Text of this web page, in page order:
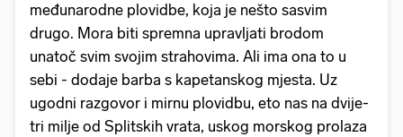
međunarodne plovidbe, koja je nešto sasvim
drugo. Mora biti spremna upravljati brodom
unatoč svim svojim strahovima. Ali ima ona to u
sebi - dodaje barba s kapetanskog mjesta. Uz
ugodni razgovor i mirnu plovidbu, eto nas na dvije-
tri milje od Splitskih vrata, uskog morskog prolaza